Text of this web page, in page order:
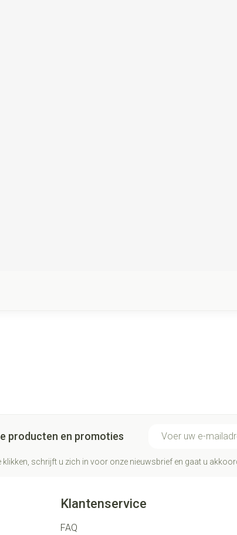
producten en promoties
klikken, schrijft u zich in voor onze nieuwsbrief en gaat u
Klantenservice
FAQ